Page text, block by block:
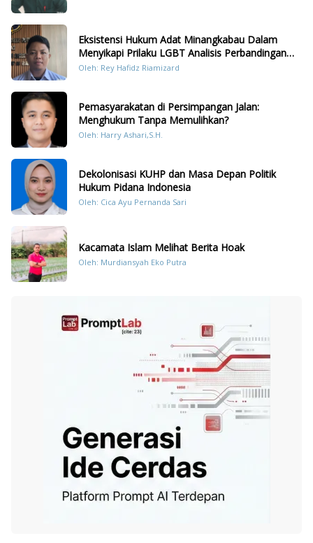
Eksistensi Hukum Adat Minangkabau Dalam
Menyikapi Prilaku LGBT Analisis Perbandingan
Dengan Hukum Pidana
Oleh: Rey Hafidz Riamizard
Pemasyarakatan di Persimpangan Jalan:
Menghukum Tanpa Memulihkan?
Oleh: Harry Ashari,S.H.
Dekolonisasi KUHP dan Masa Depan Politik
Hukum Pidana Indonesia
Oleh: Cica Ayu Pernanda Sari
Kacamata Islam Melihat Berita Hoak
Oleh: Murdiansyah Eko Putra